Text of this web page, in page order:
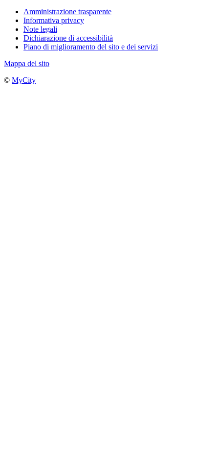
Amministrazione trasparente
Informativa privacy
Note legali
Dichiarazione di accessibilità
Piano di miglioramento del sito e dei servizi
Mappa del sito
© MyCity